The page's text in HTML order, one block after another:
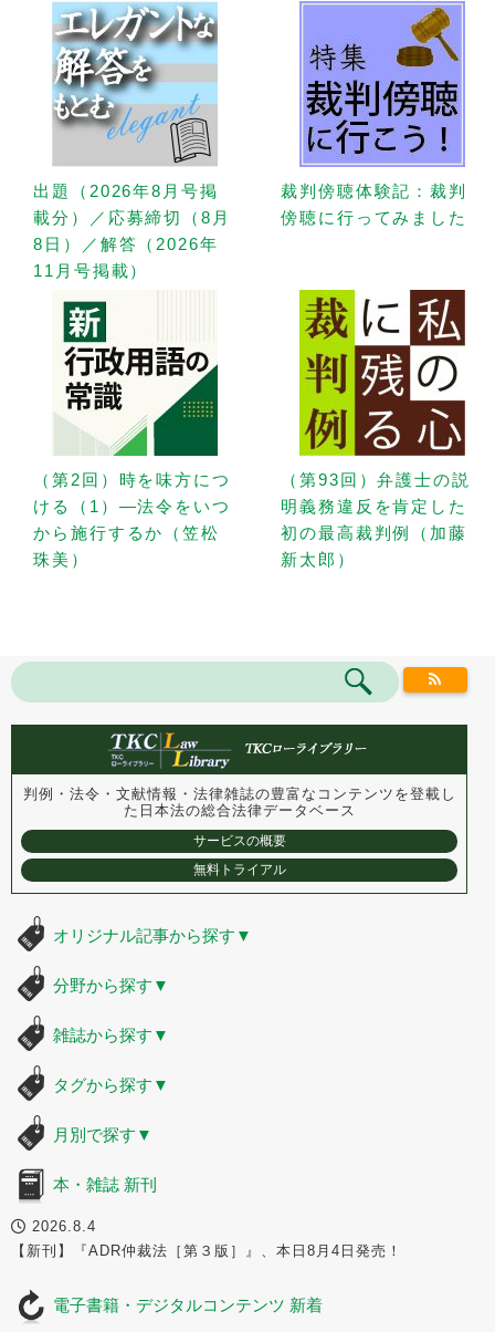
出題（2026年8月号掲
載分）／応募締切（8月
8日）／解答（2026年
11月号掲載）
裁判傍聴体験記：裁判
傍聴に行ってみました
（第2回）時を味方につ
ける（1）—法令をいつ
から施行するか（笠松
珠美）
（第93回）弁護士の説
明義務違反を肯定した
初の最高裁判例（加藤
新太郎）
判例・法令・文献情報・法律雑誌の豊富なコンテンツを登載し
た 日本法の総合法律データベース
サービスの概要
無料トライアル
オリジナル記事から探す ▼
分野から探す ▼
雑誌から探す ▼
タグから探す ▼
月別で探す ▼
本・雑誌 新刊
2026.8.4
【新刊】『ADR仲裁法［第３版］』、本日8月4日発売！
電子書籍・デジタルコンテンツ 新着